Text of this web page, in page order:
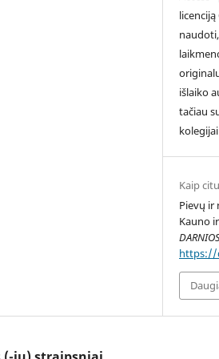
licenciją
išlaiko
tačiau
Kaip
Pievų
Kauno
https://